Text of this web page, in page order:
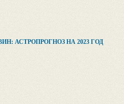
АСТРОПРОГНОЗ НА 2023 ГОД